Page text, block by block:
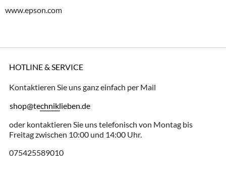
www.epson.com
HOTLINE & SERVICE
Kontaktieren Sie uns ganz einfach per Mail
shop@techniklieben.de
oder kontaktieren Sie uns telefonisch von Montag bis
Freitag zwischen 10:00 und 14:00 Uhr.
075425589010